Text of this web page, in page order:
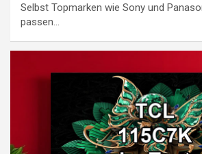
Selbst Topmarken wie Sony und
passen…